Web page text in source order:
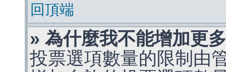
回頂端
» 為什麼我不能增加更
投票選項數量的限制由